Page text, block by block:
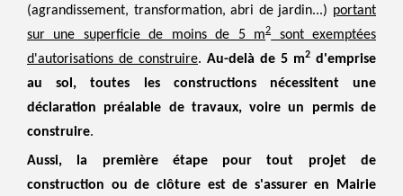
(agrandissement, transformation, abri de jardin...) portant
sur une superficie de moins de 5 m2sont exemptées
d'autorisations de construire. Au-delà de 5 m2 d'emprise
au sol, toutes les constructions nécessitent une
déclaration préalable de travaux, voire un permis de
construire.
Aussi, la première étape pour tout projet de
construction ou de clôture est de s'assurer en Mairie